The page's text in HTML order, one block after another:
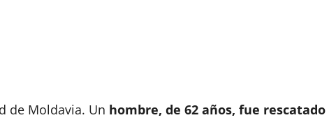
de Moldavia. Un hombre, de 62 años, fue rescatado